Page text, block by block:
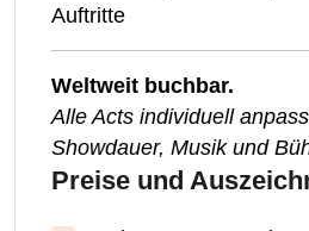
Auftritte
Weltweit buchbar.
Alle Acts individuell
Showdauer, Musik und
Preise und